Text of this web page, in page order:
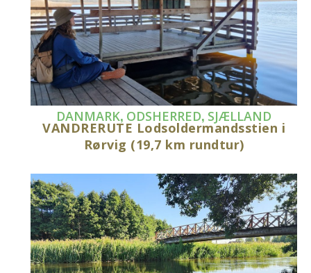
DANMARK, ODSHERRED, SJÆLLAND
VANDRERUTE Lodsoldermandsstien i
Rørvig (19,7 km rundtur)